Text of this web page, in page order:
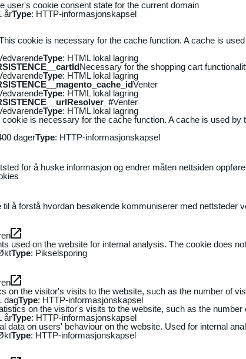
user's cookie consent state for the current domain
årType: HTTP-informasjonskapsel
cookie is necessary for the cache function. A cache is
Type: HTML lokal lagring
Necessary for the shopping cart
Type: HTML lokal lagring
Venter
Type: HTML lokal lagring
Venter
Type: HTML lokal lagring
cookie is necessary for the cache function. A cache is used
dagerType: HTTP-informasjonskapsel
for å huske informasjon og endrer måten nettsiden
å forstå hvordan besøkende kommuniserer med nettsteder
used on the website for internal analysis. The cookie does
Type: Pikselsporing
on the visitor's visits to the website, such as the number of
dagType: HTTP-informasjonskapsel
on the visitor's visits to the website, such as the
årType: HTTP-informasjonskapsel
data on users' behaviour on the website. Used for internal
Type: HTTP-informasjonskapsel